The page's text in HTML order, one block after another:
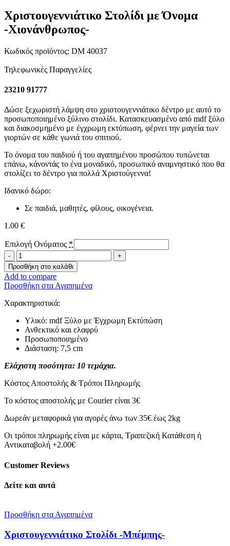
Χριστουγεννιάτικο Στολίδι με Όνομα
-Χιονάνθρωπος-
Κωδικός προϊόντος: DM 40037
Τηλεφωνικές Παραγγελίες
23210 91777
Δώσε ξεχωριστή λάμψη στο χριστουγεννιάτικο δέντρο με αυτό το
προσωποποιημένο ξύλινο στολίδι. Κατασκευασμένο από mdf ξύλο
και διακοσμημένο με έγχρωμη εκτύπωση, φέρνει την μαγεία των
γιορτών σε κάθε γωνιά του σπιτιού.
Το όνομα του παιδιού ή του αγαπημένου προσώπου τυπώνεται
επάνω, κάνοντάς το ένα μοναδικό, προσωπικό αναμνηστικό που θα
στολίζει το δέντρο για πολλά Χριστούγεννα!
Ιδανικό δώρο:
Σε παιδιά, μαθητές, φίλους, οικογένεια.
1.00 €
Επιλογή Ονόματος *
Χριστουγεννιάτικο
Στολίδι
με
Όνομα
-Χιονάνθρωπος-
ποσότητα
Προσθήκη στο καλάθι
Add to compare
Προσθήκη στα Αγαπημένα
Χαρακτηριστικά:
Υλικό: mdf Ξύλο με Έγχρωμη Εκτύπώση
Ανθεκτικό και ελαφρύ
Προσωποποιημένο
Διάσταση: 7,5 cm
Ελάχιστη ποσότητα: 10 τεμάχια.
Κόστος Αποστολής & Τρόποι Πληρωμής
Το κόστος αποστολής με Courier είναι 3€
Δωρεάν μεταφορικά για αγορές άνω των 35€ έως 2kg
Οι τρόποι πληρωμής είναι με κάρτα, Τραπεζική Κατάθεση ή
Αντικαταβολή +2.00€
Customer Reviews
Δείτε και αυτά
Προσθήκη στα Αγαπημένα
Χριστουγεννιάτικο Στολίδι -Μπέμπης-